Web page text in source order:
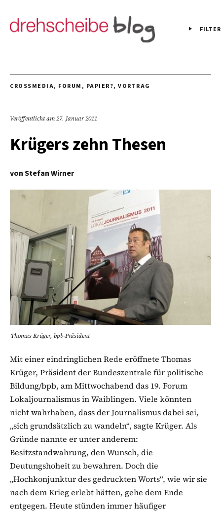
FILTER
CROSSMEDIA, FORUM, PAPIER?, VORTRAG
Veröffentlicht am27. Januar 2011
Krügers zehn Thesen
vonStefan Wirner
Thomas Krüger, bpb-Präsident
Mit einer eindringlichen Rede eröffnete Thomas
Krüger, Präsident der Bundeszentrale für politische
Bildung/bpb, am Mittwochabend das 19. Forum
Lokaljournalismus in Waiblingen. Viele könnten
nicht wahrhaben, dass der Journalismus dabei sei,
„sich grundsätzlich zu wandeln“, sagte Krüger. Als
Gründe nannte er unter anderem:
Besitzstandwahrung, den Wunsch, die
Deutungshoheit zu bewahren. Doch die
„Hochkonjunktur des gedruckten Worts“, wie wir sie
nach dem Krieg erlebt hätten, gehe dem Ende
entgegen. Heute stünden immer häufiger